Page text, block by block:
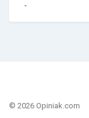
-
© 2026 Opiniak.com